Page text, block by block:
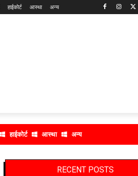
हाईकोर्ट आस्था अन्य
हाईकोर्ट आस्था अन्य
RECENT POSTS